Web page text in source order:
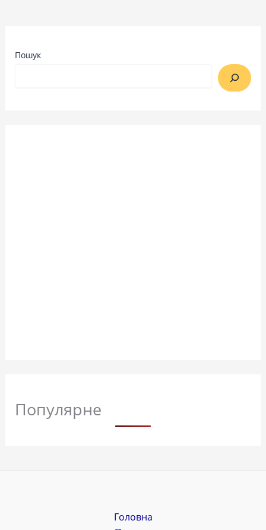
Пошук
Популярне
Головна